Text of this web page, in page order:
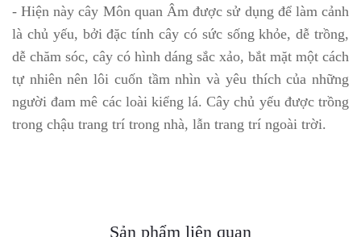
- Hiện này cây Môn quan Âm được sử dụng để làm cảnh
là chủ yếu, bởi đặc tính cây có sức sống khỏe, dễ trồng,
dễ chăm sóc, cây có hình dáng sắc xảo, bắt mặt một cách
tự nhiên nên lôi cuốn tầm nhìn và yêu thích của những
người đam mê các loài kiểng lá. Cây chủ yếu được trồng
trong chậu trang trí trong nhà, lẫn trang trí ngoài trời.
Sản phẩm liên quan